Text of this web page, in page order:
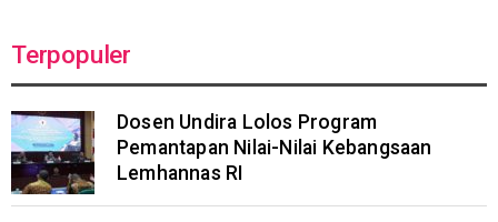
Terpopuler
Dosen Undira Lolos Program
Pemantapan Nilai-Nilai Kebangsaan
Lemhannas RI